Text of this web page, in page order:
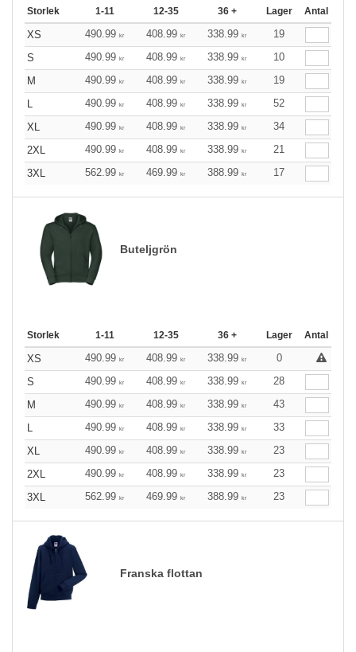
Storlek 1-11 12-35 36 + Lager Antal
XS 490.99 kr 408.99 kr 338.99 kr
19
S
490.99 kr 408.99 kr 338.99 kr
10
M
490.99 kr 408.99 kr 338.99 kr
19
L
490.99 kr 408.99 kr 338.99 kr
52
XL
490.99 kr 408.99 kr 338.99 kr
34
2XL
490.99 kr 408.99 kr 338.99 kr
21
3XL
562.99 kr 469.99 kr 388.99 kr 17
Buteljgrön
Storlek 1-11 12-35 36 + Lager Antal
XS 490.99 kr 408.99 kr 338.99 kr
0
S
490.99 kr 408.99 kr 338.99 kr
28
M
490.99 kr 408.99 kr 338.99 kr
43
L
490.99 kr 408.99 kr 338.99 kr
33
XL
490.99 kr 408.99 kr 338.99 kr
23
2XL
490.99 kr 408.99 kr 338.99 kr
23
3XL
562.99 kr 469.99 kr 388.99 kr 23
Franska flottan